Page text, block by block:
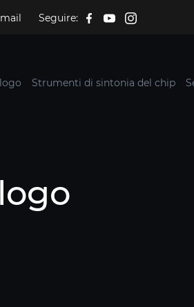
Seguire:
Strumenti di sintonia del chip